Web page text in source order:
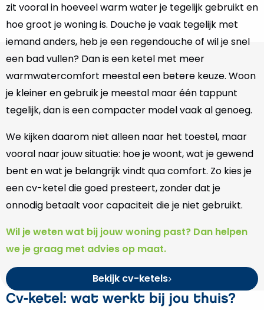
zit vooral in hoeveel warm water je tegelijk gebruikt en
hoe groot je woning is. Douche je vaak tegelijk met
iemand anders, heb je een regendouche of wil je snel
een bad vullen? Dan is een ketel met meer
warmwatercomfort meestal een betere keuze. Woon
je kleiner en gebruik je meestal maar één tappunt
tegelijk, dan is een compacter model vaak al genoeg.
We kijken daarom niet alleen naar het toestel, maar
vooral naar jouw situatie: hoe je woont, wat je gewend
bent en wat je belangrijk vindt qua comfort. Zo kies je
een cv-ketel die goed presteert, zonder dat je
onnodig betaalt voor capaciteit die je niet gebruikt.
Wil je weten wat bij jouw woning past? Dan helpen
we je graag met advies op maat.
Bekijk cv-ketels
Cv-ketel: wat werkt bij jou thuis?